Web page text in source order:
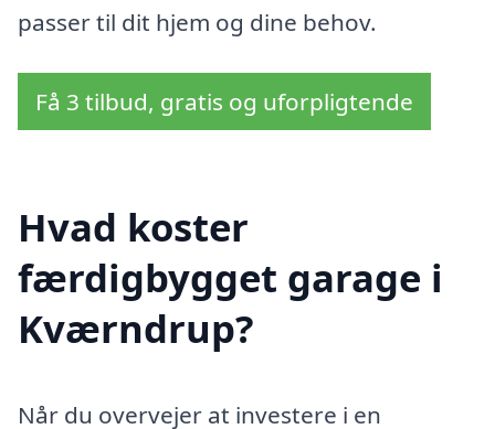
passer til dit hjem og dine behov.
Få 3 tilbud, gratis og uforpligtende
Hvad koster
færdigbygget garage i
Kværndrup?
Når du overvejer at investere i en